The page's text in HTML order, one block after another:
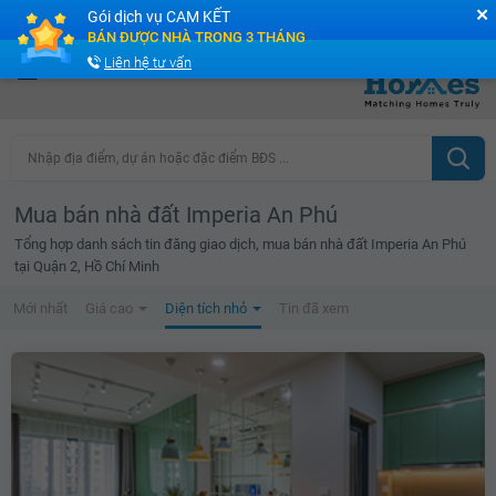
Cộng đồng Môi giới bPRO
Nhập địa điểm, dự án hoặc đặc điểm BĐS ...
Mua bán nhà đất Imperia An Phú
Tổng hợp danh sách tin đăng giao dịch, mua bán nhà đất Imperia An Phú
tại Quận 2, Hồ Chí Minh
Mới nhất Giá cao Diện tích nhỏ Tin đã xem
✕
Gói dịch vụ CAM KẾT
BÁN ĐƯỢC NHÀ TRONG 3 THÁNG
Liên hệ tư vấn